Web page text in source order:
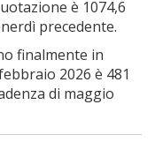
è 1074,6
precedente.
finalmente in
2026 è 481
di maggio